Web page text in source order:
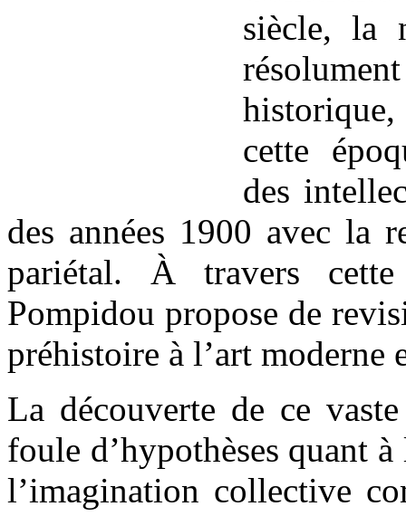
siècle, la
cette
des
des années 1900 avec la
pariétal. À travers
Pompidou propose de
préhistoire à l’art moderne
La découverte de ce
foule d’hypothèses quant
l’imagination collective